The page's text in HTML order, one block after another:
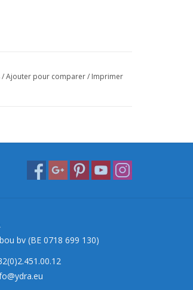
/Ajouter pour comparer/ Imprimer
bv (BE 0718 699 130)